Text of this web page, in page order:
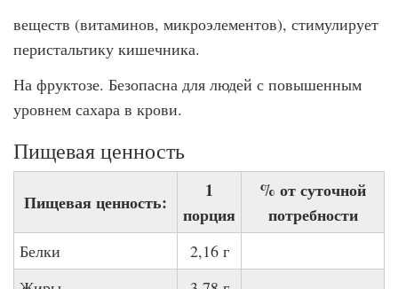
веществ (витаминов, микроэлементов), стимулирует
перистальтику кишечника.
На фруктозе. Безопасна для людей с повышенным
уровнем сахара в крови.
Пищевая ценность
Пищевая ценность:
1
порция
% от суточной
потребности
Белки
2,16 г